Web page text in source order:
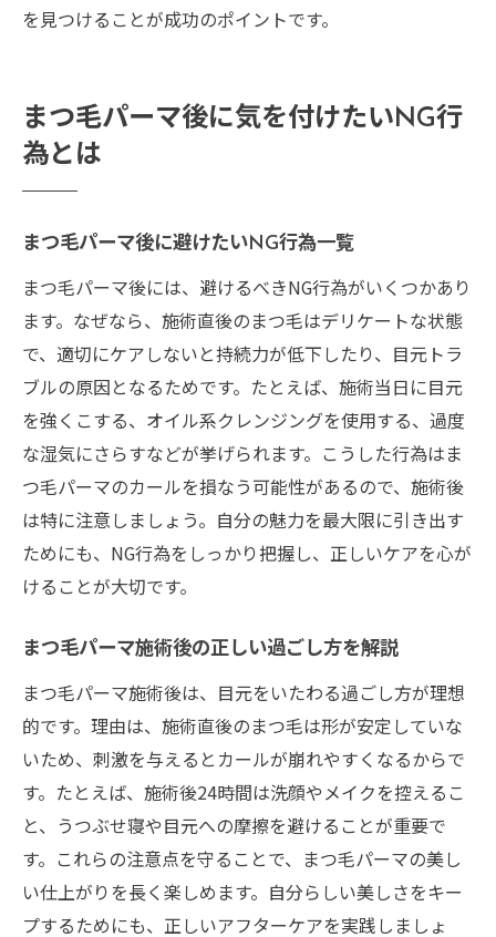
まつ毛パーマと整形で実感する相乗効果
を見つけることが成功のポイントです。
まつ毛パーマ後に気を付けたいNG行
為とは
まつ毛パーマ後に避けたいNG行為一覧
まつ毛パーマ後には、避けるべきNG行為がいくつかあり
ます。なぜなら、施術直後のまつ毛はデリケートな状態
で、適切にケアしないと持続力が低下したり、目元トラ
ブルの原因となるためです。たとえば、施術当日に目元
を強くこする、オイル系クレンジングを使用する、過度
な湿気にさらすなどが挙げられます。こうした行為はま
つ毛パーマのカールを損なう可能性があるので、施術後
は特に注意しましょう。自分の魅力を最大限に引き出す
ためにも、NG行為をしっかり把握し、正しいケアを心が
けることが大切です。
まつ毛パーマ施術後の正しい過ごし方を解説
まつ毛パーマ施術後は、目元をいたわる過ごし方が理想
的です。理由は、施術直後のまつ毛は形が安定していな
いため、刺激を与えるとカールが崩れやすくなるからで
す。たとえば、施術後24時間は洗顔やメイクを控えるこ
と、うつぶせ寝や目元への摩擦を避けることが重要で
す。これらの注意点を守ることで、まつ毛パーマの美し
い仕上がりを長く楽しめます。自分らしい美しさをキー
プするためにも、正しいアフターケアを実践しましょ